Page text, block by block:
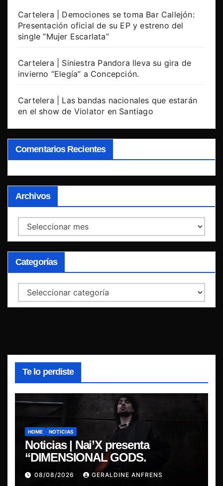
Cartelera | Demociones se toma Bar Callejón:
Presentación oficial de su EP y estreno del
single “Mujer Escarlata”
Cartelera | Siniestra Pandora lleva su gira de
invierno “Elegía” a Concepción.
Cartelera | Las bandas nacionales que estarán
en el show de Violator en Santiago
Comentarios Recientes
Archivos
Archivos
Categorías
Categorías
Te lo perdiste
HOME NOTICIAS
Noticias | Nai’X presenta
“DIMENSIONAL GODS.
08/08/2026 GERALDINE ANFRENS